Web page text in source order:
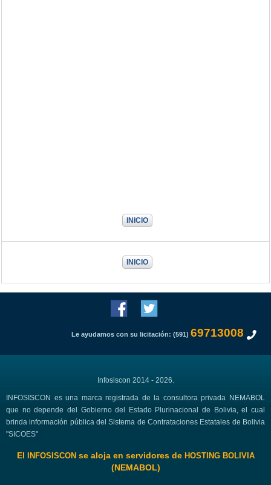
INICIO
INICIO
Le ayudamos con su licitación: (591) 69713008
Infosiscon 2014 - 2026.
INFOSISCON es una marca registrada de la consultora privada NEMABOL
que no depende del Gobierno del Estado Plurinacional de Bolivia, el cual
brinda información pública del Sistema de Contrataciones Estatales de Bolivia
"SICOES"
El INFOSISCONse aloja en servidores de HOSTING BOLIVIA
(NEMABOL)